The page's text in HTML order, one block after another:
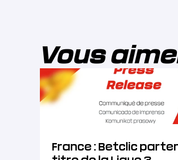
Vous
France : Betclic